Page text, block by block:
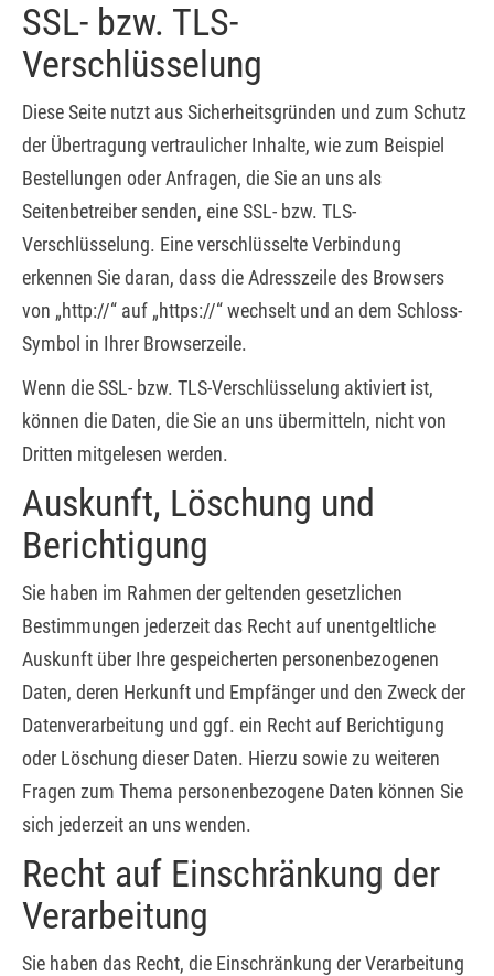
SSL- bzw. TLS-
Verschlüsselung
Diese Seite nutzt aus Sicherheitsgründen und zum Schutz
der Übertragung vertraulicher Inhalte, wie zum Beispiel
Bestellungen oder Anfragen, die Sie an uns als
Seitenbetreiber senden, eine SSL- bzw. TLS-
Verschlüsselung. Eine verschlüsselte Verbindung
erkennen Sie daran, dass die Adresszeile des Browsers
von „http://“ auf „https://“ wechselt und an dem Schloss-
Symbol in Ihrer Browserzeile.
Wenn die SSL- bzw. TLS-Verschlüsselung aktiviert ist,
können die Daten, die Sie an uns übermitteln, nicht von
Dritten mitgelesen werden.
Auskunft, Löschung und
Berichtigung
Sie haben im Rahmen der geltenden gesetzlichen
Bestimmungen jederzeit das Recht auf unentgeltliche
Auskunft über Ihre gespeicherten personenbezogenen
Daten, deren Herkunft und Empfänger und den Zweck der
Datenverarbeitung und ggf. ein Recht auf Berichtigung
oder Löschung dieser Daten. Hierzu sowie zu weiteren
Fragen zum Thema personenbezogene Daten können Sie
sich jederzeit an uns wenden.
Recht auf Einschränkung der
Verarbeitung
Sie haben das Recht, die Einschränkung der Verarbeitung